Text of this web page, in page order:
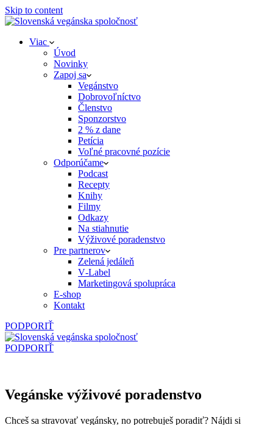
Skip to content
Viac
Úvod
Novinky
Zapoj sa
Vegánstvo
Dobrovoľníctvo
Členstvo
Sponzorstvo
2 % z dane
Petícia
Voľné pracovné pozície
Odporúčame
Podcast
Recepty
Knihy
Filmy
Odkazy
Na stiahnutie
Výživové poradenstvo
Pre partnerov
Zelená jedáleň
V‑Label
Marketingová spolupráca
E‑shop
Kontakt
PODPORIŤ
PODPORIŤ
Vegánske výživové poradenstvo
Chceš sa stravovať vegánsky, no potrebuješ poradiť? Nájdi si